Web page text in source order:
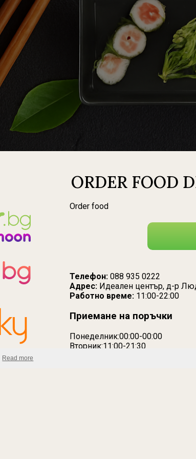
Read more
ORDER FOOD
Order food
Телефон:088 935 0222
Адрес:Идеален център, д-р
Работно време:11:00-22:00
Приемане на поръчки
Понеделник:00:00-00:00
Вторник:11:00-21:30